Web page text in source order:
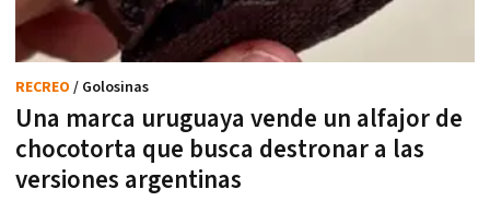
Una marca uruguaya vende un alfajor de
chocotorta que busca destronar a las
versiones argentinas
RECREO / Golosinas